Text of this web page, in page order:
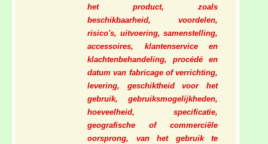
het product, zoals
beschikbaarheid, voordelen,
risico's, uitvoering, samenstelling,
accessoires, klantenservice en
klachtenbehandeling, procédé en
datum van fabricage of verrichting,
levering, geschiktheid voor het
gebruik, gebruiksmogelijkheden,
hoeveelheid, specificatie,
geografische of commerciële
oorsprong, van het gebruik te